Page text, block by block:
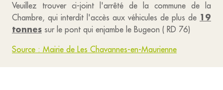
Veuillez trouver ci-joint l'arrêté de la commune de la
Chambre, qui interdit l'accès aux véhicules de plus de 19
tonnes sur le pont qui enjambe le Bugeon ( RD 76)
Source : Mairie de Les Chavannes-en-Maurienne